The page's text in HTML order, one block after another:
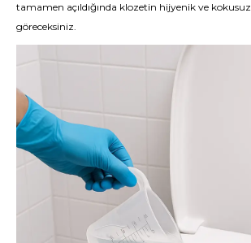
tamamen açıldığında klozetin hijyenik ve
göreceksiniz.